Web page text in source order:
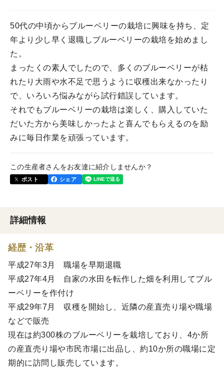
50代の中頃からブルーベリーの栽培に興味を持ち、定
年より少し早く退職しブルーベリーの栽培を始めまし
た。
まったくの素人でしたので、多くのブルーベリーが枯
れたり大雨や水不足で思うように収穫出来なかったり
で、いろいろ悩みながら試行錯誤しています。
それでもブルーベリーの栽培は楽しく、購入していた
だいた方から美味しかったよと喜んでもらえるのを励
みに毎日作業を頑張っています。
この生産者さんをお友達に紹介しませんか？
ポスト シェア
詳細情報
経歴・沿革
平成27年3月 職場を早期退職
平成27年4月 自家の水田を転作した畑を利用してブル
ーベリーを作付け
平成29年7月 収穫を開始し、近隣の産直売り場や職場
などで販売
現在は約300株のブルーベリーを栽培しており、4か所
の産直売り場や市民市場に出品し、約10か所の職場に定
期的に訪問し販売しています。